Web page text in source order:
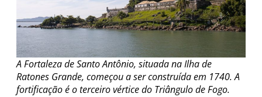
A Fortaleza de Santo Antônio, situada na Ilha de
Ratones Grande, começou a ser construída em 1740. A
fortificação é o terceiro vértice do Triângulo de Fogo.